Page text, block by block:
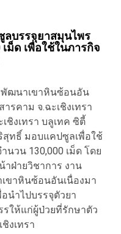
บรรจุยาสมุนไพร
ม็ด เพื่อใช้ในภารกิจ
พัฒนาเขาหินซ้อนอัน
รคาม จ.ฉะเชิงเทรา
ชิงเทรา บลูเทค ซิตี้
ทธิ์ มอบแคปซูลเพื่อใช้
นวน 130,000 เม็ด โดย
ฝ่ายวิชาการ งาน
าหินซ้อนอันเนื่องมา
นำไปบรรจุตัวยา
ให้แก่ผู้ป่วยที่รักษาตัว
งเทรา